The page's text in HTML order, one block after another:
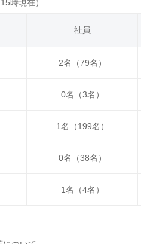
時現在）
社員
2名（79名）
0名（3名）
1名（199名）
0名（38名）
1名（4名）